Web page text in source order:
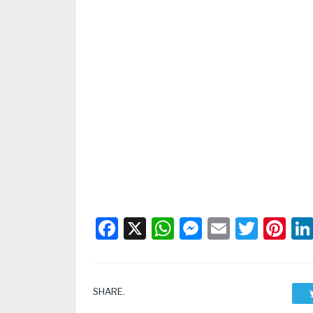
Facebook
X WhatsApp
Messenger
Email
SHARE.